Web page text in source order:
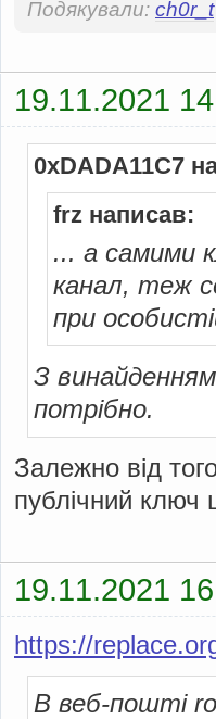
Подякували: ch0r_t
19.11.2021
0xDADA11C7
frz написав:
... а самими
канал, теж
при
З
потрібно.
Залежно від
публічний ключ
19.11.2021
https://
В веб-пошті